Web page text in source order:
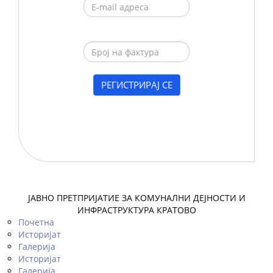
ЈАВНО ПРЕТПРИЈАТИЕ ЗА КОМУНАЛНИ ДЕЈНОСТИ И
ИНФРАСТРУКТУРА КРАТОВО
Почетна
Историјат
Галерија
Историјат
Галерија